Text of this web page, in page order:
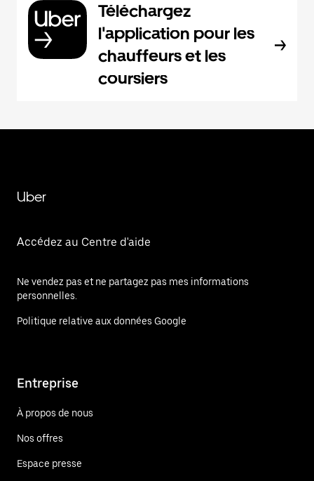
Téléchargez
l'application pour les
chauffeurs et les
coursiers
Uber
Accédez au Centre d'aide
Ne vendez pas et ne partagez pas mes informations
personnelles.
Politique relative aux données Google
Entreprise
À propos de nous
Nos offres
Espace presse